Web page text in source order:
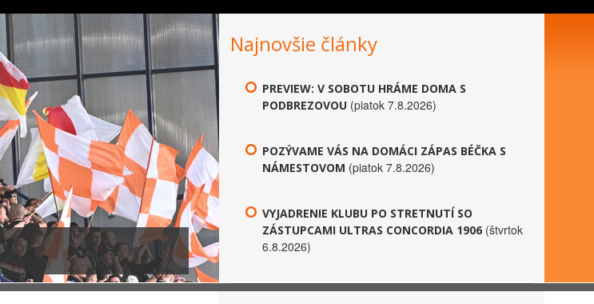
Najnovšie články
PREVIEW: V SOBOTU HRÁME DOMA S
PODBREZOVOU (piatok 7.8.2026)
POZÝVAME VÁS NA DOMÁCI ZÁPAS BÉČKA S
NÁMESTOVOM (piatok 7.8.2026)
VYJADRENIE KLUBU PO STRETNUTÍ SO
ZÁSTUPCAMI ULTRAS CONCORDIA 1906 (štvrtok
6.8.2026)